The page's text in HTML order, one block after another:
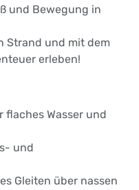
und Bewegung in
Strand und mit dem
erleben!
flaches Wasser und
und
Gleiten über nassen